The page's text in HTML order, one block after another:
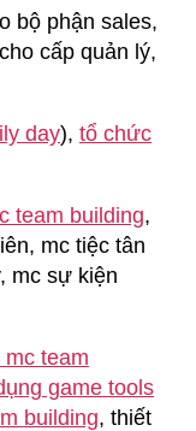
bộ phận sales,
cấp quản lý,
day), tổ chức
team building,
mc tiệc tân
mc sự kiện
mc team
game tools
building, thiết